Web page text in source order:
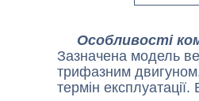
Особливості
Зазначена модель
трифазним
термін